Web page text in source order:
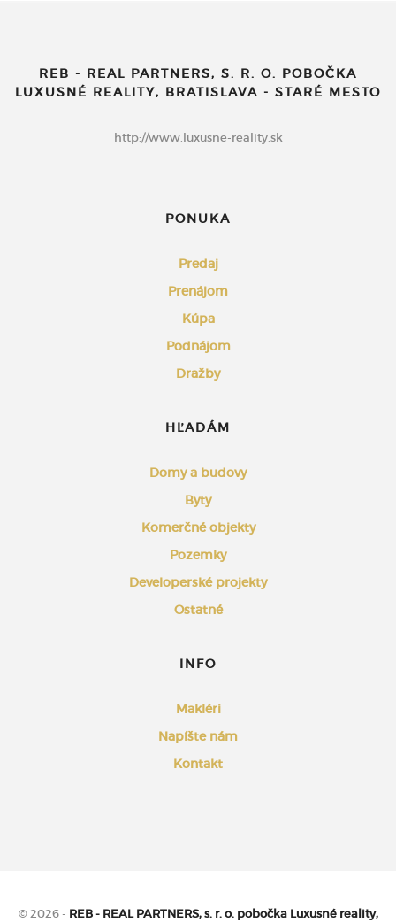
REB - REAL PARTNERS, S. R. O. POBOČKA
LUXUSNÉ REALITY, BRATISLAVA - STARÉ MESTO
http://www.luxusne-reality.sk
PONUKA
Predaj
Prenájom
Kúpa
Podnájom
Dražby
HĽADÁM
Domy a budovy
Byty
Komerčné objekty
Pozemky
Developerské projekty
Ostatné
INFO
Makléri
Napíšte nám
Kontakt
© 2026 - REB - REAL PARTNERS, s. r. o. pobočka Luxusné reality,